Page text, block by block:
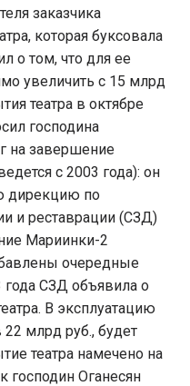
заказчика
которая буксовала
о том, что для ее
увеличить с 15 млрд
театра в октябре
господина
на завершение
с 2003 года): он
дирекцию по
и реставрации (СЗД)
Мариинки-2
очередные
СЗД объявила о
В эксплуатацию
млрд руб., будет
театра намечено на
господин Оганесян